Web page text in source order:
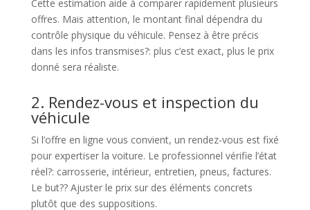
Cette estimation aide à comparer rapidement plusieurs
offres. Mais attention, le montant final dépendra du
contrôle physique du véhicule. Pensez à être précis
dans les infos transmises?: plus c’est exact, plus le prix
donné sera réaliste.
2. Rendez-vous et inspection du
véhicule
Si l’offre en ligne vous convient, un rendez-vous est fixé
pour expertiser la voiture. Le professionnel vérifie l’état
réel?: carrosserie, intérieur, entretien, pneus, factures.
Le but?? Ajuster le prix sur des éléments concrets
plutôt que des suppositions.